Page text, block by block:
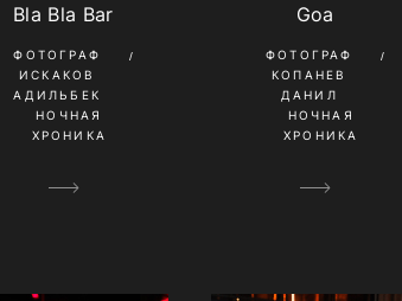
Bla Bla Bar
ФОТОГРАФ
ИСКАКОВ
АДИЛЬБЕК
НОЧНАЯ
ХРОНИКА
Goa
ФОТОГРАФ
КОПАНЕВ
ДАНИЛ
НОЧНАЯ
ХРОНИКА